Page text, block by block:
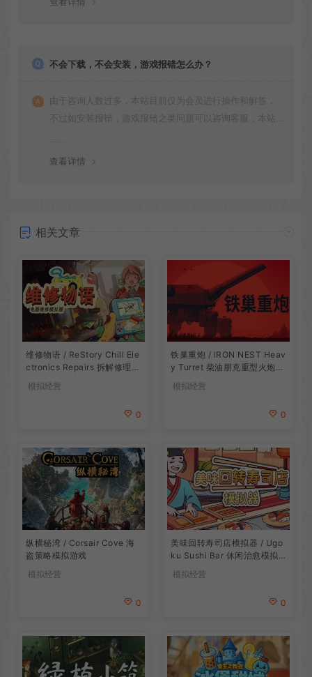
不会下载，不会安装，游戏报错怎么办？
由于咨询人数过多，本站目前仅为会员进行操作和解答，
不过如安装报错，游戏报错之类问题可以咨询客服，本站
查看详情
相关文章
维修物语 / ReStory Chill Ele
ctronics Repairs 拆解修理模
拟游戏
模拟经营
0
铁巢重炮 / IRON NEST Heav
y Turret 柴油朋克重型火炮游
戏
模拟经营
0
纵横秘湾 / Corsair Cove 海
盗策略模拟游戏
模拟经营
0
美味回转寿司店模拟器 / Ugo
ku Sushi Bar 休闲治愈模拟
模拟经营
0